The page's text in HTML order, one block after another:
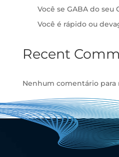
Você se GABA do
Você é rápido ou
Recent
Nenhum comentário para